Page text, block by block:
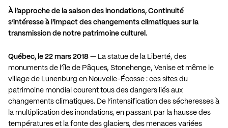
À l’approche de la saison des inondations, Continuité
s’intéresse à l’impact des changements climatiques sur la
transmission de notre patrimoine culturel.
Québec, le 22 mars 2018 — La statue de la Liberté, des
monuments de l’île de Pâques, Stonehenge, Venise et même le
village de Lunenburg en Nouvelle-Écosse : ces sites du
patrimoine mondial courent tous des dangers liés aux
changements climatiques. De l’intensification des sécheresses à
la multiplication des inondations, en passant par la hausse des
températures et la fonte des glaciers, des menaces variées